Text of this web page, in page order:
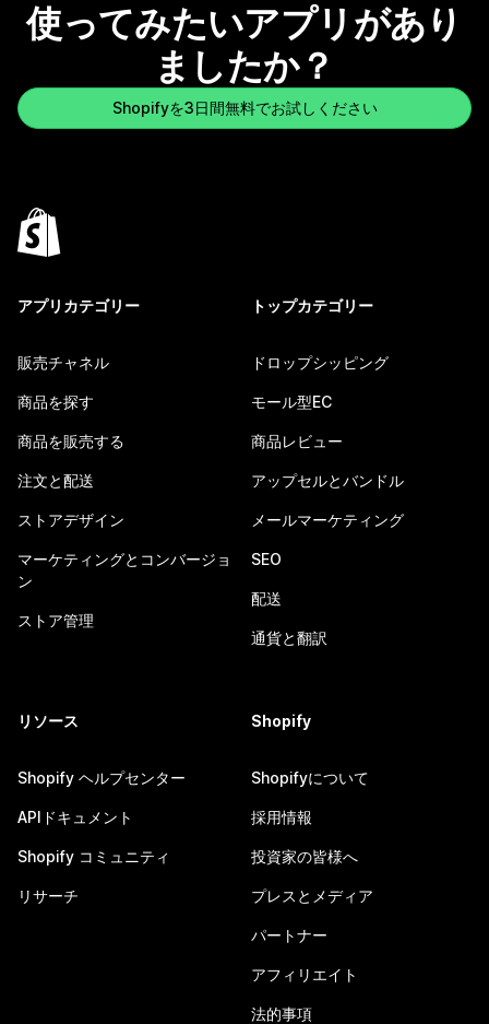
使ってみたいアプリがあり
ましたか？
Shopifyを3日間無料でお試しください
アプリカテゴリー
販売チャネル
商品を探す
商品を販売する
注文と配送
ストアデザイン
マーケティングとコンバージョ
ン
ストア管理
トップカテゴリー
ドロップシッピング
モール型EC
商品レビュー
アップセルとバンドル
メールマーケティング
SEO
配送
通貨と翻訳
リソース
Shopify ヘルプセンター
APIドキュメント
Shopify コミュニティ
リサーチ
Shopify
Shopifyについて
採用情報
投資家の皆様へ
プレスとメディア
パートナー
アフィリエイト
法的事項